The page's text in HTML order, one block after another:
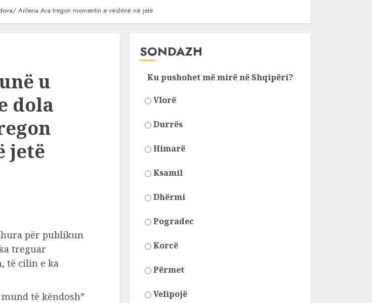
Arilena Ara tregon momentin e vështirë në jetë
u
dola
jetë
për publikun
treguar
të cilin e ka
të këndosh”
SONDAZH
Ku pushohet më mirë në Shqipëri?
Vlorë
Durrës
Himarë
Ksamil
Dhërmi
Pogradec
Korcë
Përmet
Velipojë